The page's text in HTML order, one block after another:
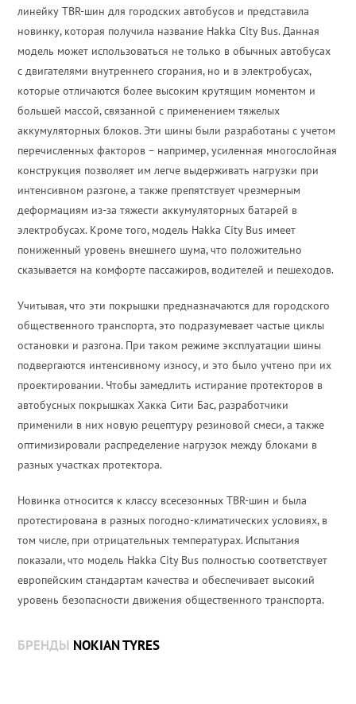
линейку TBR-шин для городских автобусов и представила
новинку, которая получила название Hakka City Bus. Данная
модель может использоваться не только в обычных автобусах
с двигателями внутреннего сгорания, но и в электробусах,
которые отличаются более высоким крутящим моментом и
большей массой, связанной с применением тяжелых
аккумуляторных блоков. Эти шины были разработаны с учетом
перечисленных факторов – например, усиленная многослойная
конструкция позволяет им легче выдерживать нагрузки при
интенсивном разгоне, а также препятствует чрезмерным
деформациям из-за тяжести аккумуляторных батарей в
электробусах. Кроме того, модель Hakka City Bus имеет
пониженный уровень внешнего шума, что положительно
сказывается на комфорте пассажиров, водителей и пешеходов.
Учитывая, что эти покрышки предназначаются для городского
общественного транспорта, это подразумевает частые циклы
остановки и разгона. При таком режиме эксплуатации шины
подвергаются интенсивному износу, и это было учтено при их
проектировании. Чтобы замедлить истирание протекторов в
автобусных покрышках Хакка Сити Бас, разработчики
применили в них новую рецептуру резиновой смеси, а также
оптимизировали распределение нагрузок между блоками в
разных участках протектора.
Новинка относится к классу всесезонных TBR-шин и была
протестирована в разных погодно-климатических условиях, в
том числе, при отрицательных температурах. Испытания
показали, что модель Hakka City Bus полностью соответствует
европейским стандартам качества и обеспечивает высокий
уровень безопасности движения общественного транспорта.
БРЕНДЫ NOKIAN TYRES